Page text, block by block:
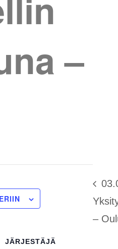
–
JÄRJESTÄJÄ
–